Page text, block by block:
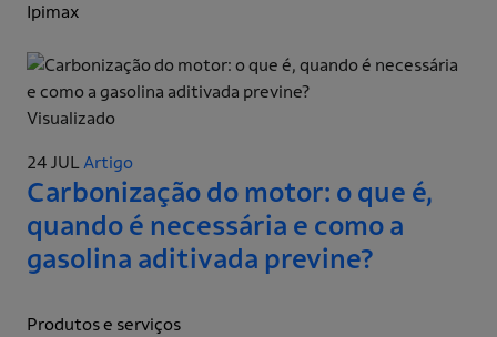
Ipimax
Visualizado
24 JULArtigo
Carbonização do motor: o que é,
quando é necessária e como a
gasolina aditivada previne?
Produtos e serviços